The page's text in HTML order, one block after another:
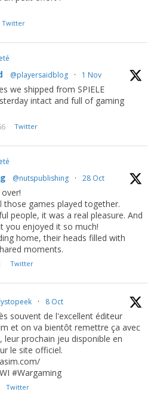
Twitter
@playersaidblog · 1 Nov
we shipped from SPIELE
intact and full of gaming
Twitter
@nutspublishing · 28 Oct
those games played together.
people, it was a real pleasure. And
you enjoyed it so much!
home, their heads filled with
moments.
Twitter
· 8 Oct
souvent de l'excellent éditeur
et on va bientôt remettre ça avec
leur prochain jeu disponible en
le site officiel.
#Wargaming
Twitter